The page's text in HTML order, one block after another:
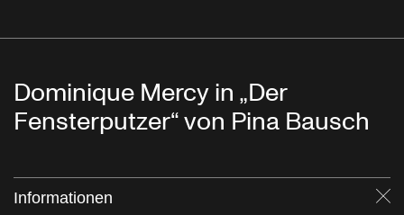
Dominique Mercy in „Der
Fensterputzer“ von Pina Bausch
Informationen